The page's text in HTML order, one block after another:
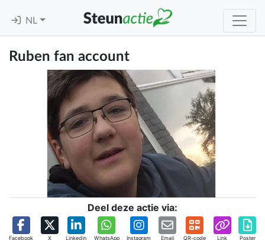
NL
Ruben fan account
Deel deze actie via:
Facebook X Linkedin WhatsApp Instagram Email QR-code Link Poster